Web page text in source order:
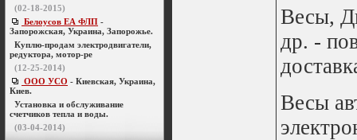
(02-18-2015)
Белоусов ЕА ФЛП -
Запорожская, Украина, Запорожье.
Куплю-продам электродвигатели,
редуктора, мотор-ре
(12-25-2014)
ООО УСО - Киевская, Украина,
Киев.
Установка и обслуживание
счетчиков тепла и воды.
(03-04-2014)
Весы,
др. -
Весы